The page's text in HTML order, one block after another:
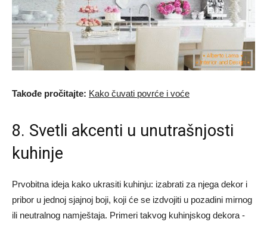
Takođe pročitajte: Kako čuvati povrće i voće
8. Svetli akcenti u unutrašnjosti
kuhinje
Prvobitna ideja kako ukrasiti kuhinju: izabrati za njega dekor i
pribor u jednoj sjajnoj boji, koji će se izdvojiti u pozadini mirnog
ili neutralnog namještaja. Primeri takvog kuhinjskog dekora -